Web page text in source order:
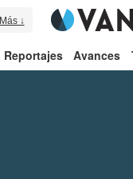
Más ↓
Reportajes Avances